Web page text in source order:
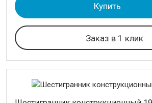
Купить
Заказ в 1 клик